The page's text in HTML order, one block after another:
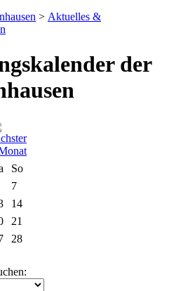
> Aktuelles &
der
So
7
14
21
28